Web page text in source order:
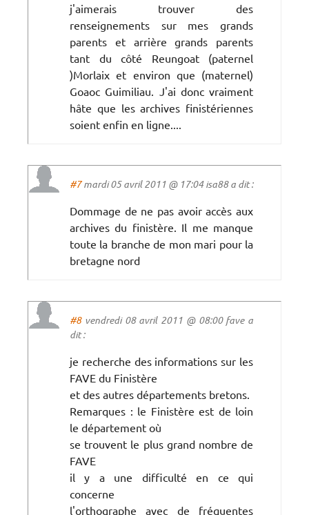
j'aimerais trouver des
renseignements sur mes grands
parents et arrière grands parents
tant du côté Reungoat (paternel
)Morlaix et environ que (maternel)
Goaoc Guimiliau. J'ai donc vraiment
hâte que les archives finistériennes
soient enfin en ligne....
#7mardi 05 avril 2011 @ 17:04 isa88 a dit :
Dommage de ne pas avoir accès aux
archives du finistère. Il me manque
toute la branche de mon mari pour la
bretagne nord
#8vendredi 08 avril 2011 @ 08:00 fave a
dit :
je recherche des informations sur les
FAVE du Finistère
et des autres départements bretons.
Remarques : le Finistère est de loin
le département où
se trouvent le plus grand nombre de
FAVE
il y a une difficulté en ce qui
concerne
l'orthographe avec de fréquentes